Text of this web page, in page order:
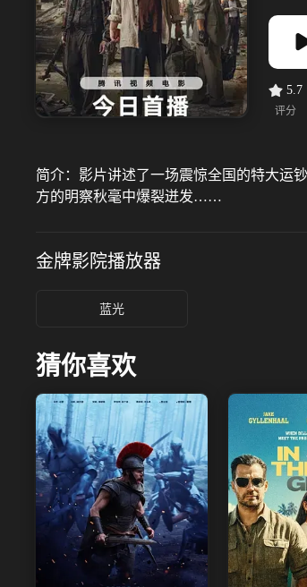
5.7
评分
简介： 影片讲述了一场震惊全国的特大运
方的明察秋毫中爆裂迸发……
金牌影院播放器
蓝光
猜你喜欢